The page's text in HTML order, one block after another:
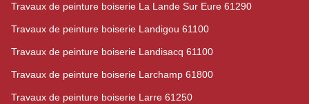
Travaux de peinture boiserie La Lande Sur Eure 61290
Travaux de peinture boiserie Landigou 61100
Travaux de peinture boiserie Landisacq 61100
Travaux de peinture boiserie Larchamp 61800
Travaux de peinture boiserie Larre 61250